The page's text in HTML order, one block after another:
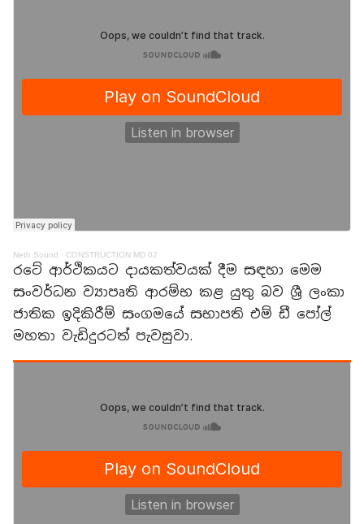
Neth Sound · CONSTRUCTION MD 02
රටේ ආර්ථිකයට දායකත්වයක් දීම සඳහා මෙම
සංවර්ධන ව්‍යාපෘති ආරම්භ කළ යුතු බව ශ්‍රී ලංකා
ජාතික ඉදිකිරීම් සංගමයේ සභාපති එම් ඩී පෝල්
මහතා වැඩිදුරටත් පැවසුවා.